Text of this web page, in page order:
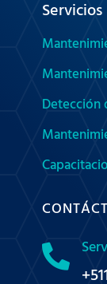
Servicios
Detección
